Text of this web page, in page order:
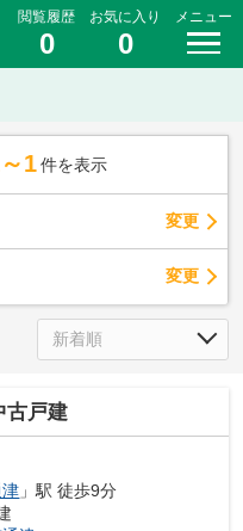
閲覧履歴
0
お気に入り
0
メニュー
1 件を表示
変更
変更
戸建
」駅 徒歩9分